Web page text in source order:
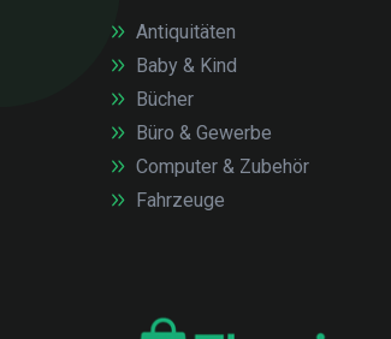
Antiquitäten
Baby & Kind
Bücher
Büro & Gewerbe
Computer & Zubehör
Fahrzeuge